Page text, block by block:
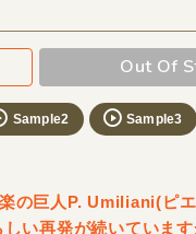
Out Of
Sample2 Sample3
の巨人P. Umiliani(ピ
い再発が続いていま